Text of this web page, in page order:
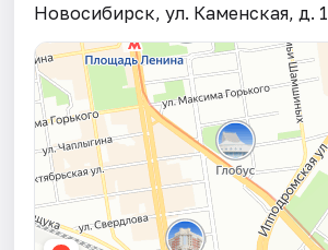
Новосибирск, ул. Каменская, д. 1